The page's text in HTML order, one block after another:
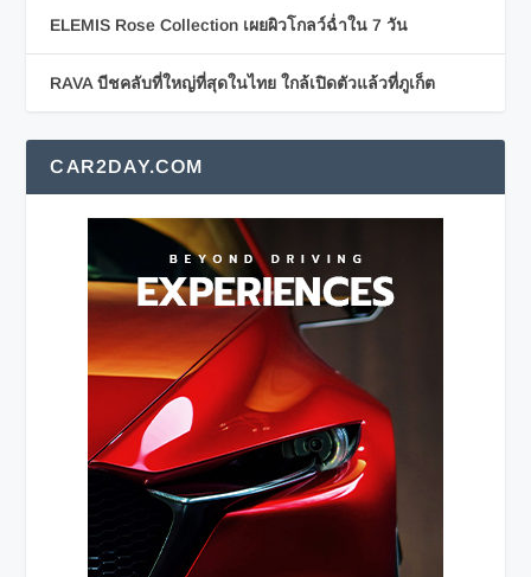
ELEMIS Rose Collection เผยผิวโกลว์ฉ่ำใน 7 วัน
RAVA บีชคลับที่ใหญ่ที่สุดในไทย ใกล้เปิดตัวแล้วที่ภูเก็ต
CAR2DAY.COM